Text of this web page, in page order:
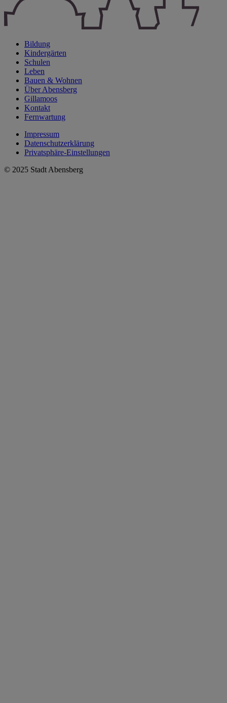
Bildung
Kindergärten
Schulen
Leben
Bauen & Wohnen
Über Abensberg
Gillamoos
Kontakt
Fernwartung
Impressum
Datenschutzerklärung
Privatsphäre-Einstellungen
© 2025 Stadt Abensberg